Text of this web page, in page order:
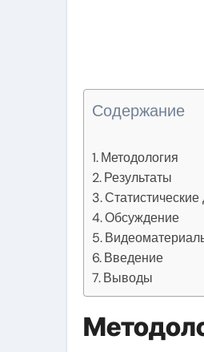
Содержание
Методология
Результаты
Обсуждение
Введение
Выводы